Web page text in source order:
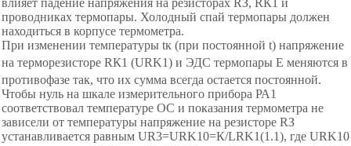
проводниках термопары. Холодный спай термопары должен
находиться в корпусе термометра.
При изменении температуры tк (при постоянной t) напряжение
на терморезисторе RК1 (URK1) и ЭДС термопары Е меняются в
противофазе так, что их сумма всегда остается постоянной.
Чтобы нуль на шкале измерительного прибора РА1
соответствовал температуре ОС и показания термометра не
зависели от температуры напряжение на резисторе RЗ
устанавливается равным UR3=URK10=К/LRK1(1.1), где URK10